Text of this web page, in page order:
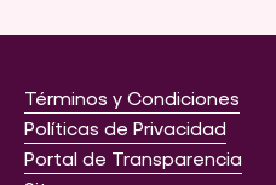
Términos y Condiciones
Políticas de Privacidad
Portal de Transparencia